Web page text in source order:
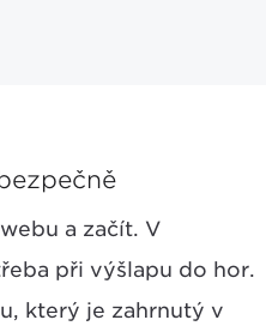
a začít. V
při výšlapu do hor.
který je zahrnutý v